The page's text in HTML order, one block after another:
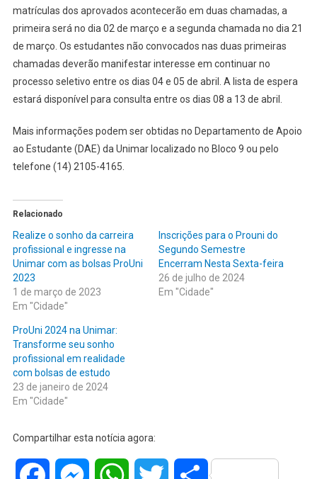
matrículas dos aprovados acontecerão em duas chamadas, a
primeira será no dia 02 de março e a segunda chamada no dia 21
de março. Os estudantes não convocados nas duas primeiras
chamadas deverão manifestar interesse em continuar no
processo seletivo entre os dias 04 e 05 de abril. A lista de espera
estará disponível para consulta entre os dias 08 a 13 de abril.
Mais informações podem ser obtidas no Departamento de Apoio
ao Estudante (DAE) da Unimar localizado no Bloco 9 ou pelo
telefone (14) 2105-4165.
Relacionado
Realize o sonho da carreira
profissional e ingresse na
Unimar com as bolsas ProUni
2023
1 de março de 2023
Em "Cidade"
Inscrições para o Prouni do
Segundo Semestre
Encerram Nesta Sexta-feira
26 de julho de 2024
Em "Cidade"
ProUni 2024 na Unimar:
Transforme seu sonho
profissional em realidade
com bolsas de estudo
23 de janeiro de 2024
Em "Cidade"
Compartilhar esta notícia agora:
Facebook MessengerWhatsAppTwitter Share